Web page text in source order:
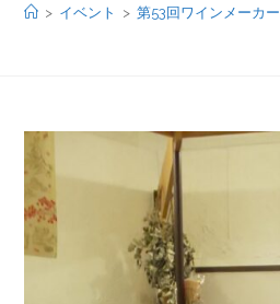
> イベント > 第53回ワインメーカ